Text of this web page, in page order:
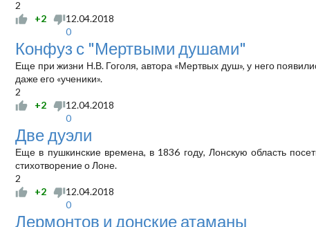
2
+2
12.04.2018
0
Конфуз с "Мертвыми душами"
Еще при жизни Н.В. Гоголя, автора «Мертвых душ», у него
даже его «ученики».
2
+2
12.04.2018
0
Две дуэли
Еще в пушкинские времена, в 1836 году, Лонскую область
стихотворение о Лоне.
2
+2
12.04.2018
0
Лермонтов и донские атаманы